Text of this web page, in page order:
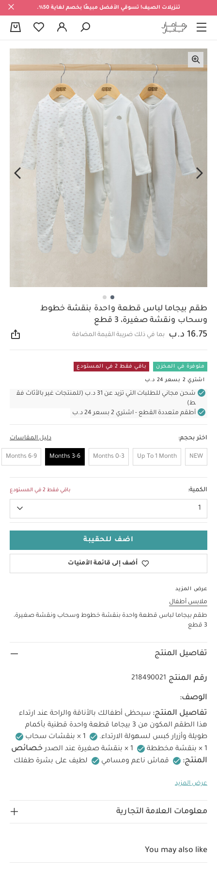
تنزيلات الصيف! تسوقي الأفضل مبيعًا بخصم لغاية 50%.
طقم بيجاما لباس قطعة واحدة بنقشة خطوط
وسحاب ونقشة صغيرة، 3 قطع
16.75 د.ب بما في ذلك ضريبة القيمة المضافة
متوفرة في المخزن باقي فقط 2 في المستودع
اشتري 2 بسعر 24 د.ب
شحن مجاني للطلبات التي تزيد عن 31 د.ب (للمنتجات غير بالأثاث فق
ط)
أطقم متعددة القطع - اشتري 2 بسعر 24 د.ب
اختر بحجم: دليل المقاسات
NEW
Up To 1 Month
0-3 Months
3-6 Months
6-9 Months
الكمية: باقي فقط 2 في المستودع
1
اضف للحقيبة
أضف إلى قائمة الأمنيات
عرض المزيد
ملابس أطفال
طقم بيجاما لباس قطعة واحدة بنقشة خطوط وسحاب ونقشة صغيرة،
3 قطع
تفاصيل المنتج
رقم المنتج 218490021
الوصف:
تفاصيل المنتج: سيحظى أطفالك بالأناقة والراحة عند ارتداء
هذا الطقم المكون من 3 بيجاما قطعة واحدة قطنية بأكمام
طويلة وأزرار كبس لسهولة الارتداء.
1 × بنقشات سحاب
1 × بنقشة مخططة
1 × بنقشة صغيرة عند الصدر
خصائص
المنتج:
قماش ناعم ومسامي
لطيف على بشرة طفلك
الارتداء
غسيل على 40 درجة مئوية
تجفيف
وتحذيرات:
عرض المزيد
معلومات العلامة التجارية
You may also like